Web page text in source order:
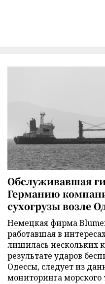
Обслуживавшая
Германию
сухогрузы возле
Немецкая фирма
работавшая в
лишилась нескольких
результате ударов
Одессы, следует из
мониторинга морского